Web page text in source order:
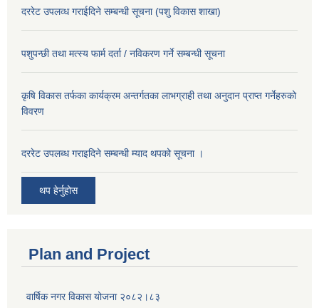
दररेट उपलव्ध गराईदिने सम्बन्धी सूचना (पशु विकास शाखा)
पशुपन्छी तथा मत्स्य फार्म दर्ता / नविकरण गर्ने सम्बन्धी सूचना
कृषि विकास तर्फका कार्यक्रम अन्तर्गतका लाभग्राही तथा अनुदान प्राप्त गर्नेहरुको
विवरण
दररेट उपलब्ध गराइदिने सम्बन्धी म्याद थपको सूचना ।
थप हेर्नुहोस
Plan and Project
वार्षिक नगर विकास योजना २०८२।८३